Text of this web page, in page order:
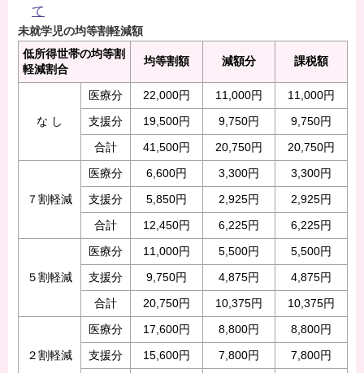
て
未就学児の均等割軽減額
低所得世帯の均等割
軽減割合
均等割額 減額分 課税額
な し
医療分 22,000円 11,000円 11,000円
支援分 19,500円 9,750円 9,750円
合計 41,500円 20,750円 20,750円
７割軽減
医療分 6,600円 3,300円 3,300円
支援分 5,850円 2,925円 2,925円
合計 12,450円 6,225円 6,225円
５割軽減
医療分 11,000円 5,500円 5,500円
支援分 9,750円 4,875円 4,875円
合計 20,750円 10,375円 10,375円
２割軽減
医療分 17,600円 8,800円 8,800円
支援分 15,600円 7,800円 7,800円